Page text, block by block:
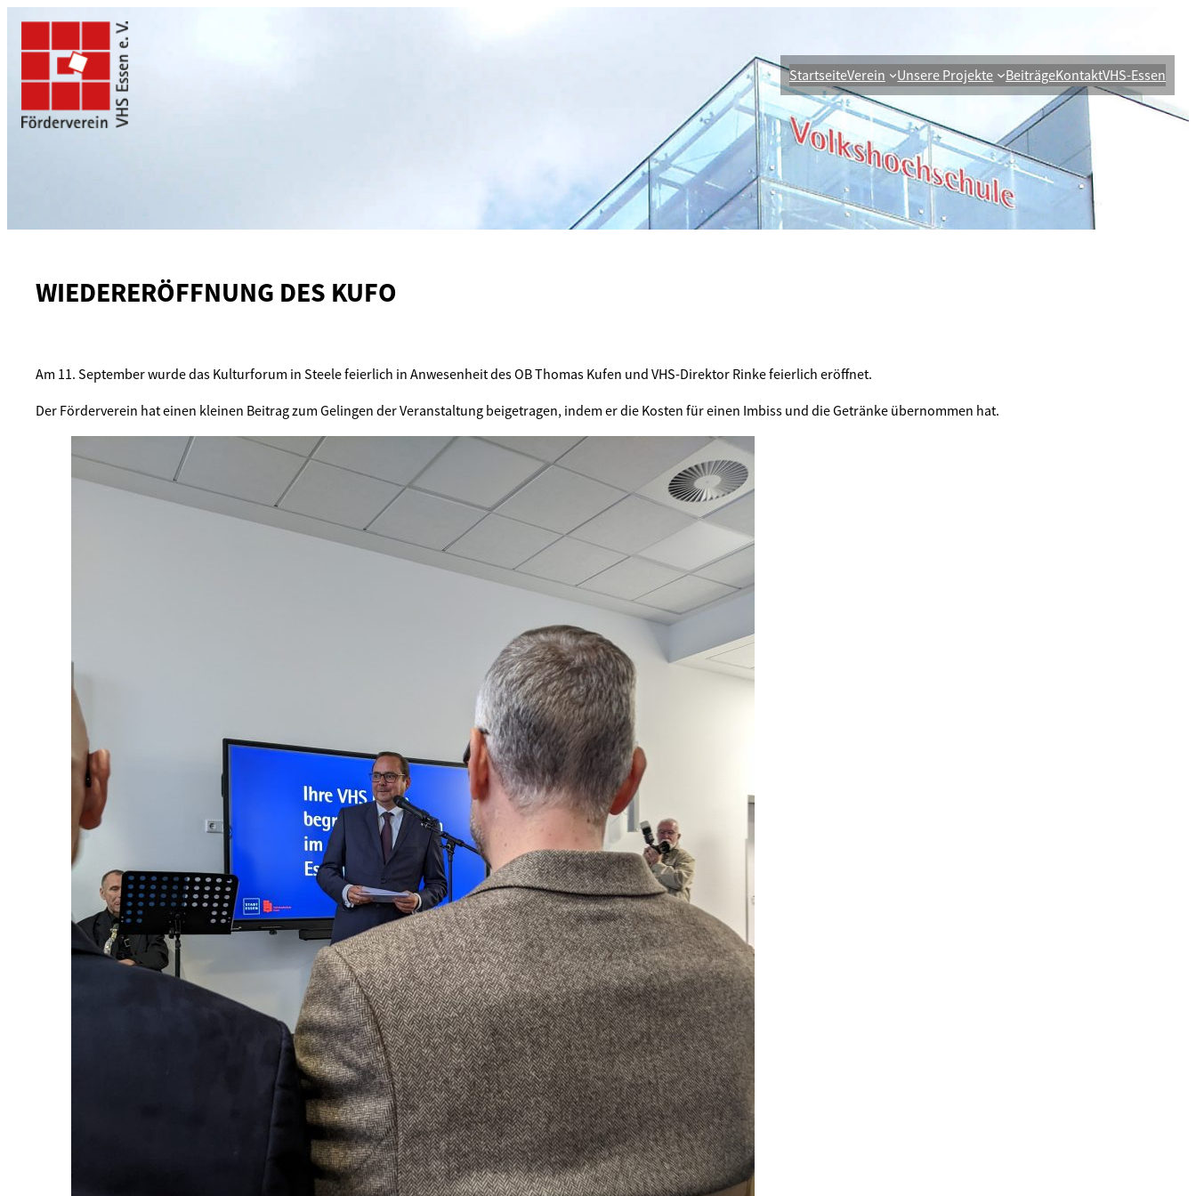
Zum
springen
StartseiteVerein Unsere Projekte BeiträgeKontaktVHS-Essen
WIEDERERÖFFNUNG DES KUFO
Am 11. September wurde das Kulturforum in Steele feierlich in Anwesenheit des OB Thomas Kufen und VHS-Direktor Rinke feierlich eröffnet.
Der Förderverein hat einen kleinen Beitrag zum Gelingen der Veranstaltung beigetragen, indem er die Kosten für einen Imbiss und die Getränke übernommen hat.